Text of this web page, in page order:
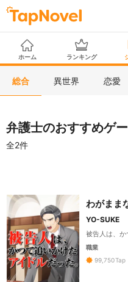
ホーム ランキング
総合 異世界 恋愛
弁護士のおすすめゲ
全2件
わがまま
YO-SUKE
被告人は、
職業
99,750Tap